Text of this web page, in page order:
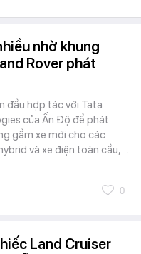
nhờ khung
Rover phát
đầu hợp tác với Tata
của Ấn Độ để phát
gầm xe mới cho các
và xe điện toàn cầu,…
0
Land Cruiser